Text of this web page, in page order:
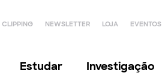
CLIPPING NEWSLETTER LOJA EVENTOS
Estudar Investigação